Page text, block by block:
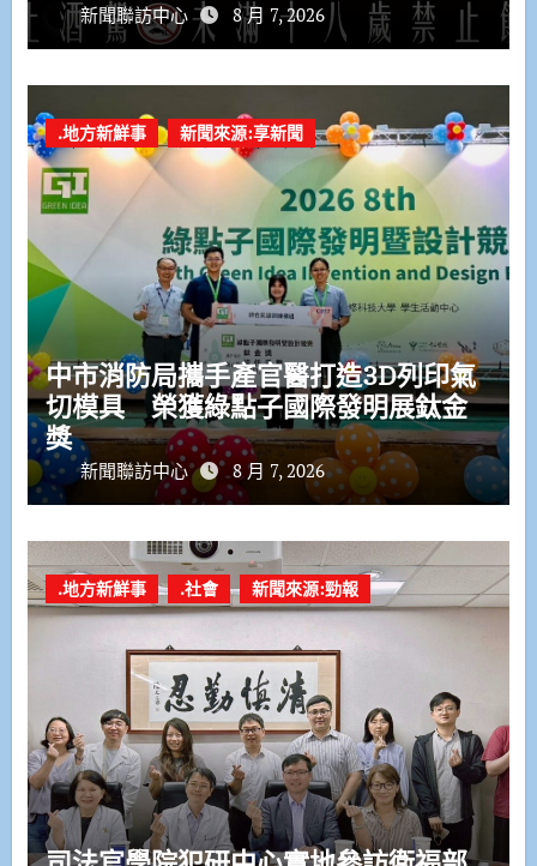
新聞聯訪中心 8 月 7, 2026
.地方新鮮事 新聞來源:享新聞
中市消防局攜手產官醫打造3D列印氣
切模具 榮獲綠點子國際發明展鈦金
獎
新聞聯訪中心 8 月 7, 2026
.地方新鮮事 .社會 新聞來源:勁報